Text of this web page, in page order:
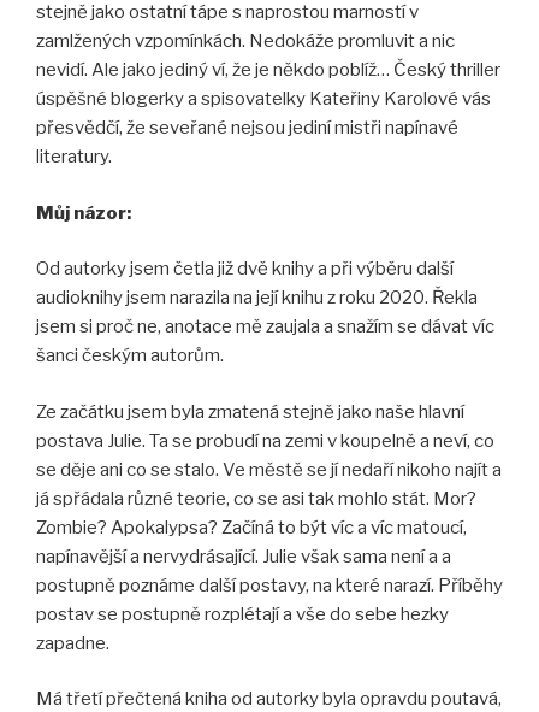
stejně jako ostatní tápe s naprostou marností v
zamlžených vzpomínkách. Nedokáže promluvit a nic
nevidí. Ale jako jediný ví, že je někdo poblíž… Český thriller
úspěšné blogerky a spisovatelky Kateřiny Karolové vás
přesvědčí, že seveřané nejsou jediní mistři napínavé
literatury.
Můj názor:
Od autorky jsem četla již dvě knihy a při výběru další
audioknihy jsem narazila na její knihu z roku 2020. Řekla
jsem si proč ne, anotace mě zaujala a snažím se dávat víc
šanci českým autorům.
Ze začátku jsem byla zmatená stejně jako naše hlavní
postava Julie. Ta se probudí na zemi v koupelně a neví, co
se děje ani co se stalo. Ve městě se jí nedaří nikoho najít a
já spřádala různé teorie, co se asi tak mohlo stát. Mor?
Zombie? Apokalypsa? Začíná to být víc a víc matoucí,
napínavější a nervydrásající. Julie však sama není a a
postupně poznáme další postavy, na které narazí. Příběhy
postav se postupně rozplétají a vše do sebe hezky
zapadne.
Má třetí přečtená kniha od autorky byla opravdu poutavá,